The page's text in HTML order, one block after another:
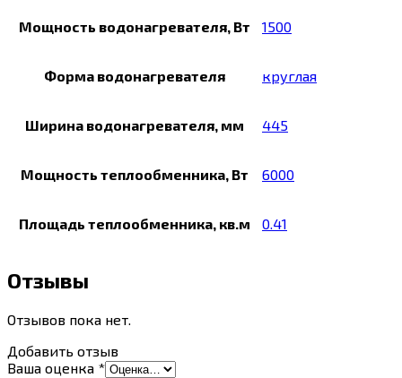
Мощность водонагревателя, Вт 1500
Форма водонагревателя круглая
Ширина водонагревателя, мм 445
Мощность теплообменника, Вт 6000
Площадь теплообменника, кв.м 0.41
Отзывы
Отзывов пока нет.
Добавить отзыв
Ваша оценка *